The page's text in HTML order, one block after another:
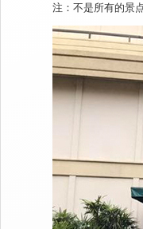
注：不是所有的景